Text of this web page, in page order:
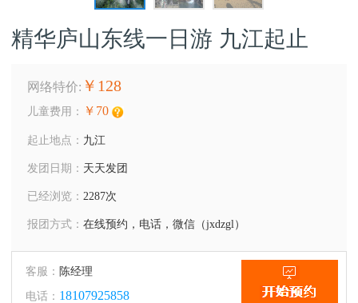
精华庐山东线一日游 九江起止
网络特价: ￥128
儿童费用： ￥70
起止地点： 九江
发团日期： 天天发团
已经浏览： 2287次
报团方式： 在线预约，电话，微信（jxdzgl）
客服： 陈经理
电话： 18107925858